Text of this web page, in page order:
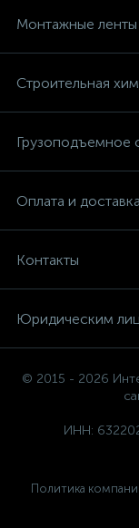
Монтажные ленты
Строительная
Грузоподъемное
Оплата и доставка
Контакты
Юридическим
© 2015 - 2026
ИНН:
Политика